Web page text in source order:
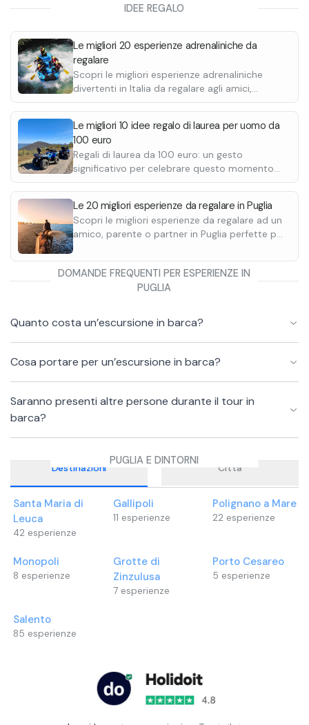
IDEE REGALO
Le migliori 20 esperienze adrenaliniche da
regalare
Scopri le migliori esperienze adrenaliniche
divertenti in Italia da regalare agli amici,
parenti o partner. Scegli tra un giro in
motoslitta, in quad o fare rafting.
Le migliori 10 idee regalo di laurea per uomo da
100 euro
Regali di laurea da 100 euro: un gesto
significativo per celebrare questo momento
unico nella vita. Scopri le nostre esperienze
regalo da uomo per la laurea.
Le 20 migliori esperienze da regalare in Puglia
Scopri le migliori esperienze da regalare ad un
amico, parente o partner in Puglia perfette per
DOMANDE FREQUENTI PER ESPERIENZE IN
PUGLIA
Quanto costa un’escursione in barca?
Cosa portare per un’escursione in barca?
Saranno presenti altre persone durante il tour in
barca?
PUGLIA E DINTORNI
Destinazioni Città
Santa Maria di
Leuca
42 esperienze
Gallipoli
11 esperienze
Polignano a Mare
22 esperienze
Monopoli
8 esperienze
Grotte di
Zinzulusa
7 esperienze
Porto Cesareo
5 esperienze
Salento
85 esperienze